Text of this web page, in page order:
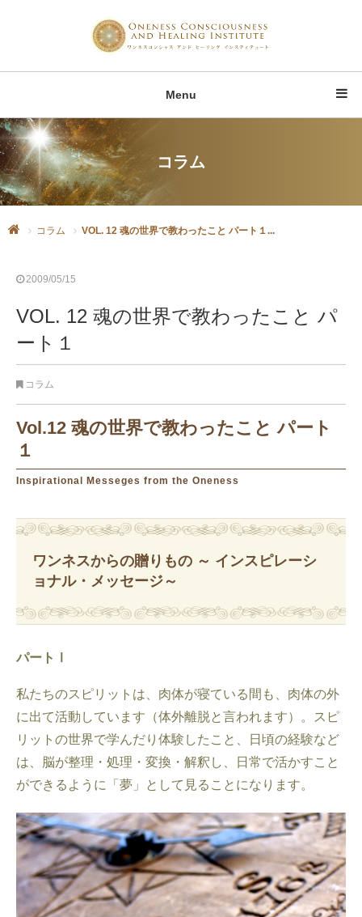
Menu
コラム
コラム VOL. 12 魂の世界で教わったこと パート１...
2009/05/15
VOL. 12 魂の世界で教わったこと パ
ート１
コラム
Vol.12 魂の世界で教わったこと パート
１
Inspirational Messeges from the Oneness
ワンネスからの贈りもの ～ インスピレーシ
ョナル・メッセージ～
パートⅠ
私たちのスピリットは、肉体が寝ている間も、肉体の外
に出て活動しています（体外離脱と言われます）。スピ
リットの世界で学んだり体験したこと、日頃の経験など
は、脳が整理・処理・変換・解釈し、日常で活かすこと
ができるように「夢」として見ることになります。